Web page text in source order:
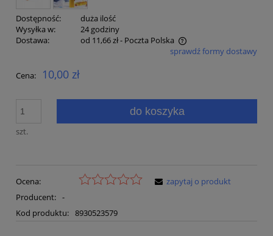
Dostępność:
duża ilość
Wysyłka w:
24 godziny
Dostawa:
od 11,66 zł- Poczta Polska
Cena nie zawiera ewentualnych kosztów płatnościsprawdź formy dostawy
Cena: 10,00 zł
szt.
do koszyka
Ocena:
Producent: -
Kod produktu: 8930523579
zapytaj o produkt